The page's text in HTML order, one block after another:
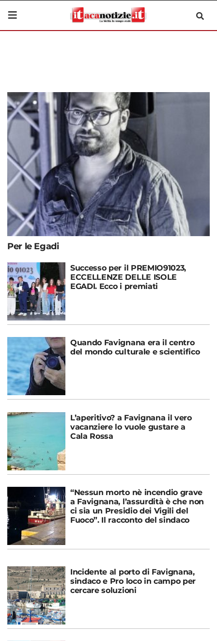
Per le Egadi
Successo per il PREMIO91023,
ECCELLENZE DELLE ISOLE
EGADI. Ecco i premiati
Quando Favignana era il centro
del mondo culturale e scientifico
L’aperitivo? a Favignana il vero
vacanziere lo vuole gustare a
Cala Rossa
“Nessun morto nè incendio grave
a Favignana, l’assurdità è che non
ci sia un Presidio dei Vigili del
Fuoco”. Il racconto del sindaco
Incidente al porto di Favignana,
sindaco e Pro loco in campo per
cercare soluzioni